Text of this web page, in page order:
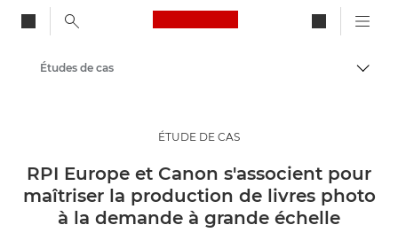
Canon Logo, back to
Evénements et témoignages
Études de cas
ÉTUDE DE CAS
RPI Europe et Canon s'associent pour
maîtriser la production de livres photo
à la demande à grande échelle